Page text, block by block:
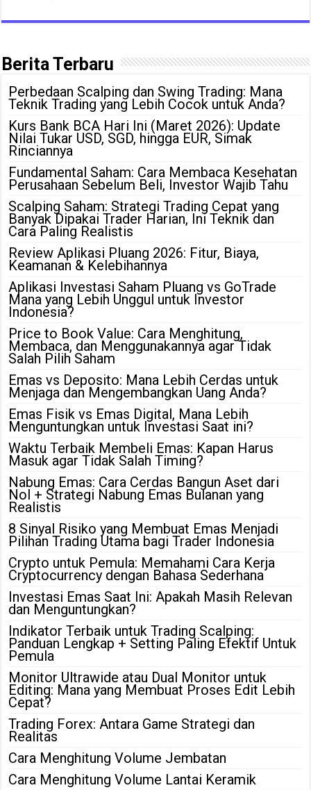
Berita Terbaru
Perbedaan Scalping dan Swing Trading: Mana
Teknik Trading yang Lebih Cocok untuk Anda?
Kurs Bank BCA Hari Ini (Maret 2026): Update
Nilai Tukar USD, SGD, hingga EUR, Simak
Rinciannya
Fundamental Saham: Cara Membaca Kesehatan
Perusahaan Sebelum Beli, Investor Wajib Tahu
Scalping Saham: Strategi Trading Cepat yang
Banyak Dipakai Trader Harian, Ini Teknik dan
Cara Paling Realistis
Review Aplikasi Pluang 2026: Fitur, Biaya,
Keamanan & Kelebihannya
Aplikasi Investasi Saham Pluang vs GoTrade
Mana yang Lebih Unggul untuk Investor
Indonesia?
Price to Book Value: Cara Menghitung,
Membaca, dan Menggunakannya agar Tidak
Salah Pilih Saham
Emas vs Deposito: Mana Lebih Cerdas untuk
Menjaga dan Mengembangkan Uang Anda?
Emas Fisik vs Emas Digital, Mana Lebih
Menguntungkan untuk Investasi Saat ini?
Waktu Terbaik Membeli Emas: Kapan Harus
Masuk agar Tidak Salah Timing?
Nabung Emas: Cara Cerdas Bangun Aset dari
Nol + Strategi Nabung Emas Bulanan yang
Realistis
8 Sinyal Risiko yang Membuat Emas Menjadi
Pilihan Trading Utama bagi Trader Indonesia
Crypto untuk Pemula: Memahami Cara Kerja
Cryptocurrency dengan Bahasa Sederhana
Investasi Emas Saat Ini: Apakah Masih Relevan
dan Menguntungkan?
Indikator Terbaik untuk Trading Scalping:
Panduan Lengkap + Setting Paling Efektif Untuk
Pemula
Monitor Ultrawide atau Dual Monitor untuk
Editing: Mana yang Membuat Proses Edit Lebih
Cepat?
Trading Forex: Antara Game Strategi dan
Realitas
Cara Menghitung Volume Jembatan
Cara Menghitung Volume Lantai Keramik